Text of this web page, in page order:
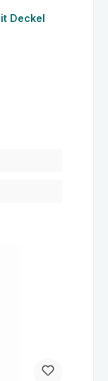
Deckel